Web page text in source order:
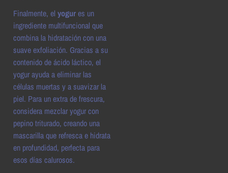
Finalmente, el yogures un
ingrediente multifuncional que
combina la hidratación con una
suave exfoliación. Gracias a su
contenido de ácido láctico, el
yogur ayuda a eliminar las
células muertas y a suavizar la
piel. Para un extra de frescura,
considera mezclar yogur con
pepino triturado, creando una
mascarilla que refresca e hidrata
en profundidad, perfecta para
esos días calurosos.